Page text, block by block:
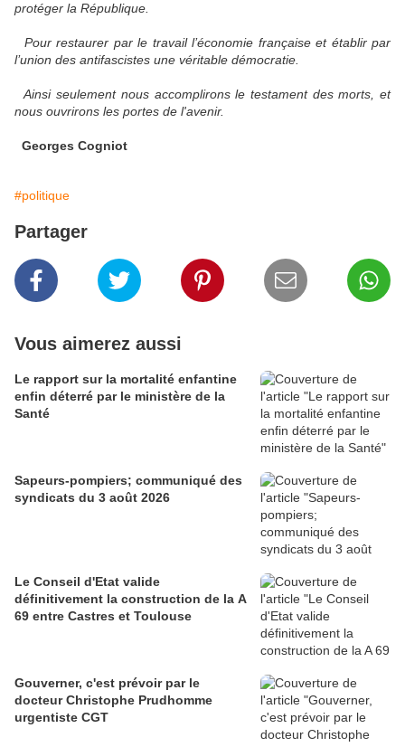
protéger la République.
Pour restaurer par le travail l’économie française et établir par
l’union des antifascistes une véritable démocratie.
Ainsi seulement nous accomplirons le testament des morts, et
nous ouvrirons les portes de l'avenir.
Georges Cogniot
#politique
Partager
Vous aimerez aussi
Le rapport sur la mortalité enfantine
enfin déterré par le ministère de la
Santé
Sapeurs-pompiers; communiqué des
syndicats du 3 août 2026
Le Conseil d'Etat valide
définitivement la construction de la A
69 entre Castres et Toulouse
Gouverner, c'est prévoir par le
docteur Christophe Prudhomme
urgentiste CGT